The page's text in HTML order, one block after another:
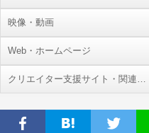
映像・動画
Web・ホームページ